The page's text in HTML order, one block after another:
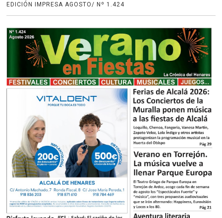
EDICIÓN IMPRESA AGOSTO/ Nº 1.424